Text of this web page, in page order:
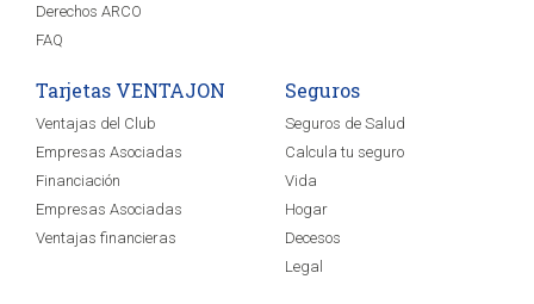
Derechos ARCO
FAQ
Tarjetas VENTAJON
Ventajas del Club
Empresas Asociadas
Financiación
Empresas Asociadas
Ventajas financieras
Seguros
Seguros de Salud
Calcula tu seguro
Vida
Hogar
Decesos
Legal